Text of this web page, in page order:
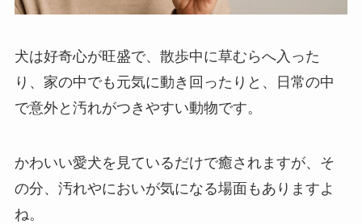
犬は好奇心が旺盛で、散歩中に草むらへ入った
り、家の中でも元気に動き回ったりと、日常の中
で意外と汚れがつきやすい動物です。
かわいい愛犬を見ているだけで癒されますが、そ
の分、汚れやにおいが気になる場面もありますよ
ね。